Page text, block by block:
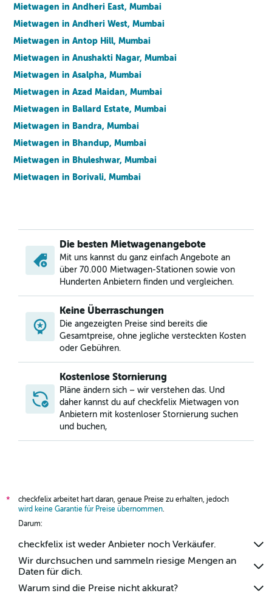
Mietwagen in Andheri East, Mumbai
Mietwagen in Andheri West, Mumbai
Mietwagen in Antop Hill, Mumbai
Mietwagen in Anushakti Nagar, Mumbai
Mietwagen in Asalpha, Mumbai
Mietwagen in Azad Maidan, Mumbai
Mietwagen in Ballard Estate, Mumbai
Mietwagen in Bandra, Mumbai
Mietwagen in Bhandup, Mumbai
Mietwagen in Bhuleshwar, Mumbai
Mietwagen in Borivali, Mumbai
Mietwagen in Chembur, Mumbai
Mietwagen in Chhatrapati Shivaji Terminus Area, Mumbai
Mietwagen in Churchgate, Mumbai
Mietwagen in Colaba, Mumbai
Mietwagen in Cumballa Hill, Mumbai
Mietwagen in Dadar, Mumbai
Mietwagen in Dahisar, Mumbai
Die besten Mietwagenangebote
Mit uns kannst du ganz einfach Angebote an
über 70.000 Mietwagen-Stationen sowie von
Hunderten Anbietern finden und vergleichen.
Keine Überraschungen
Die angezeigten Preise sind bereits die
Gesamtpreise, ohne jegliche versteckten Kosten
oder Gebühren.
Kostenlose Stornierung
Pläne ändern sich – wir verstehen das. Und
daher kannst du auf checkfelix Mietwagen von
Anbietern mit kostenloser Stornierung suchen
und buchen,
*
checkfelix arbeitet hart daran, genaue Preise zu erhalten, jedoch
wird keine Garantie für Preise übernommen.
Darum:
checkfelix ist weder Anbieter noch Verkäufer.
Wir durchsuchen und sammeln riesige Mengen an
Daten für dich.
Warum sind die Preise nicht akkurat?